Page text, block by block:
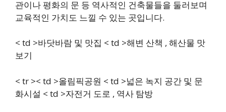
관이나 평화의 문 등 역사적인 건축물들을 둘러보며
교육적인 가치도 느낄 수 있는 곳입니다.
< td >바닷바람 및 맛집 < td >해변 산책 , 해산물 맛
보기
< tr >< td >올림픽공원 < td >넓은 녹지 공간 및 문
화시설 < td >자전거 도로 , 역사 탐방